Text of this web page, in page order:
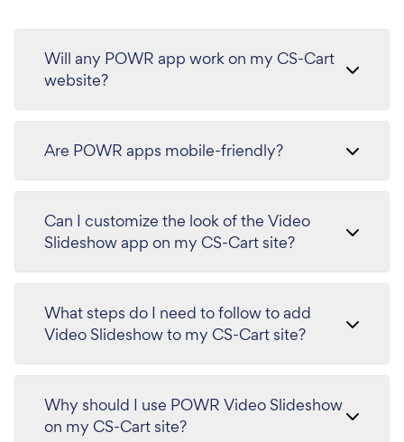
Will any POWR app work on my CS-Cart
website?
Are POWR apps mobile-friendly?
Can I customize the look of the Video
Slideshow app on my CS-Cart site?
What steps do I need to follow to add
Video Slideshow to my CS-Cart site?
Why should I use POWR Video Slideshow
on my CS-Cart site?